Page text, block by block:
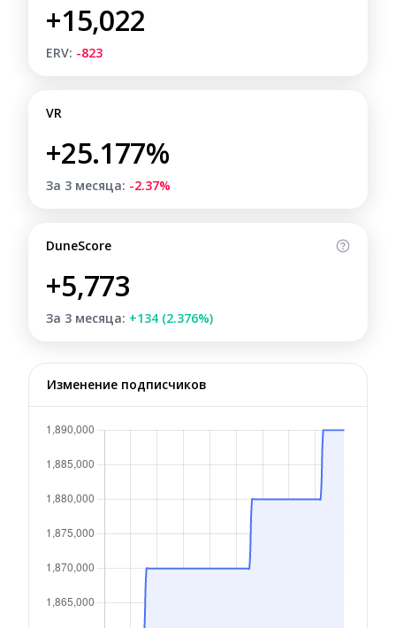
+15,022
ERV: -823
VR
+25.177%
За 3 месяца: -2.37%
DuneScore
+5,773
За 3 месяца: +134 (2.376%)
Изменение подписчиков